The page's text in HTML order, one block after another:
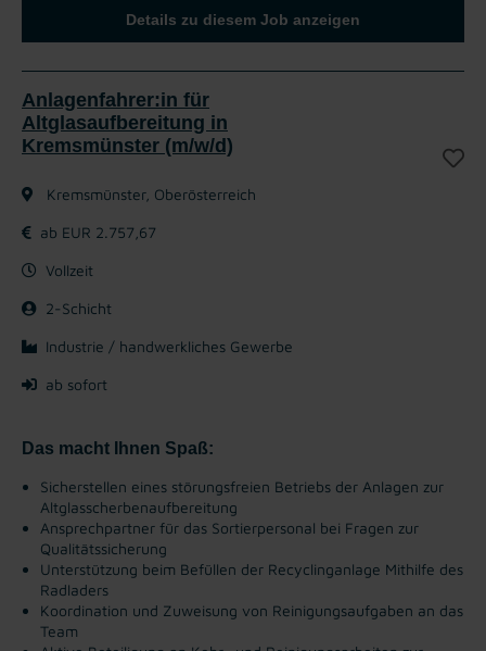
Details zu diesem Job anzeigen
Anlagenfahrer:in für
Altglasaufbereitung in
Kremsmünster (m/w/d)
Kremsmünster, Oberösterreich
ab EUR 2.757,67
Vollzeit
2-Schicht
Industrie / handwerkliches Gewerbe
ab sofort
Das macht Ihnen Spaß:
Sicherstellen eines störungsfreien Betriebs der Anlagen zur
Altglasscherbenaufbereitung
Ansprechpartner für das Sortierpersonal bei Fragen zur
Qualitätssicherung
Unterstützung beim Befüllen der Recyclinganlage Mithilfe des
Radladers
Koordination und Zuweisung von Reinigungsaufgaben an das
Team